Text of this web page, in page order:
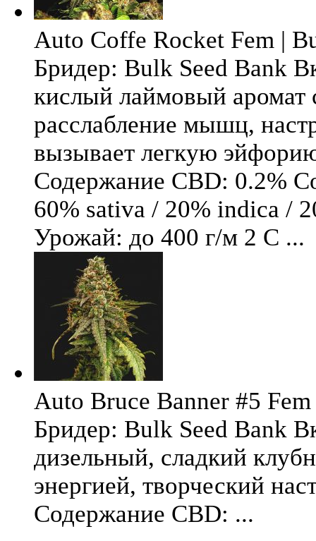
Auto Coffe Rocket Fem |
Бридер: Bulk Seed Bank
кислый лаймовый аромат
расслабление мышц,
вызывает легкую
Содержание CBD: 0.2%
60% sativa / 20% indica /
Урожай: до 400 г/м 2 С ...
Auto Bruce Banner #5
Бридер: Bulk Seed Bank
дизельный, сладкий
энергией, творческий
Содержание CBD: ...